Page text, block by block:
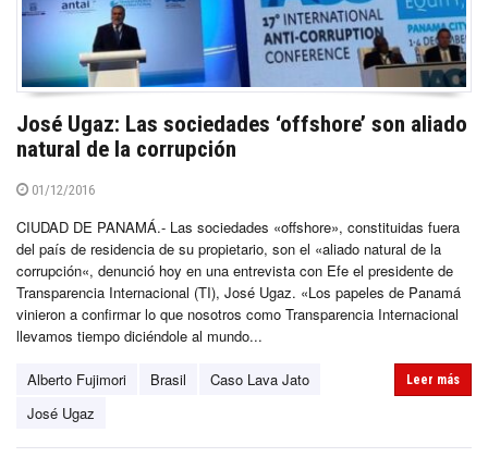
José Ugaz: Las sociedades ‘offshore’ son aliado
natural de la corrupción
01/12/2016
CIUDAD DE PANAMÁ.- Las sociedades «offshore», constituidas fuera
del país de residencia de su propietario, son el «aliado natural de la
corrupción«, denunció hoy en una entrevista con Efe el presidente de
Transparencia Internacional (TI), José Ugaz. «Los papeles de Panamá
vinieron a confirmar lo que nosotros como Transparencia Internacional
llevamos tiempo diciéndole al mundo...
Alberto Fujimori Brasil
Caso Lava Jato
José Ugaz
Leer más